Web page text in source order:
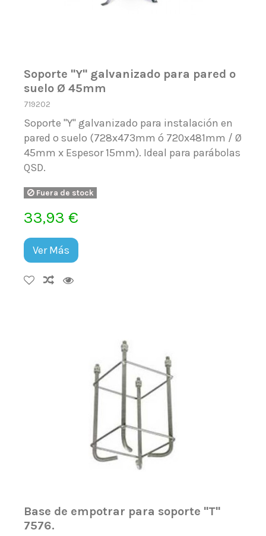
Soporte "Y" galvanizado para pared o
suelo Ø 45mm
719202
Soporte "Y" galvanizado para instalación en
pared o suelo (728x473mm ó 720x481mm / Ø
45mm x Espesor 15mm). Ideal para parábolas
QSD.
Fuera de stock
33,93 €
Ver Más
Base de empotrar para soporte ''T''
7576.